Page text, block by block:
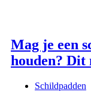
Mag je een
houden? Dit
Schildpadden